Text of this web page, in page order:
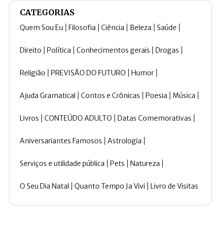
CATEGORIAS
Quem Sou Eu Filosofia Ciência Beleza Saúde
Direito Política Conhecimentos gerais Drogas
Religião PREVISÃO DO FUTURO Humor
Ajuda Gramatical Contos e Crônicas Poesia Música
Livros CONTEÚDO ADULTO Datas Comemorativas
Aniversariantes Famosos Astrologia
Serviços e utilidade pública Pets Natureza
O Seu Dia Natal Quanto Tempo Ja Vivi Livro de Visitas